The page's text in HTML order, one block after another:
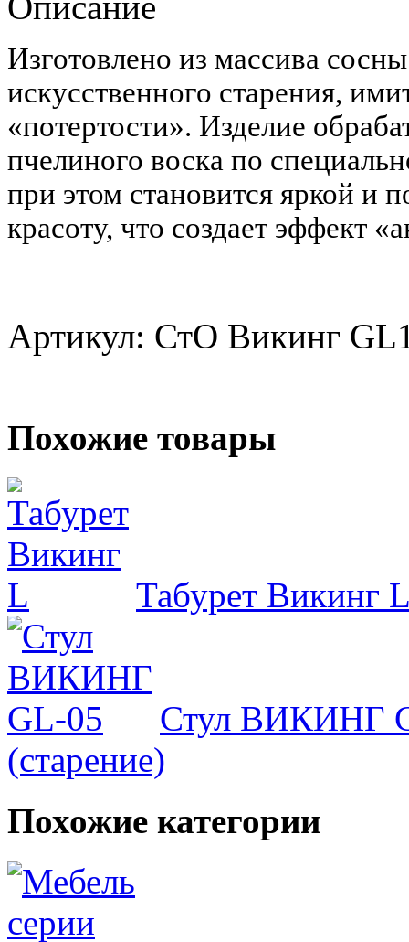
Изготовлено из массива
искусственного старения,
«потертости». Изделие
пчелиного воска по
при этом становится яркой и
красоту, что создает эффект
Артикул: СтО Викинг
Похожие товары
Табурет Викинг L
Стул ВИКИНГ
(старение)
Похожие категории